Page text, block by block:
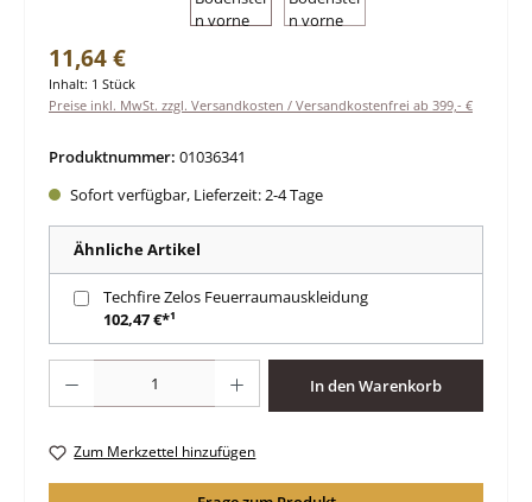
Regulärer Preis:
11,64 €
Inhalt: 1 Stück
Preise inkl. MwSt. zzgl. Versandkosten / Versandkostenfrei ab 399,- €
Produktnummer: 01036341
Sofort verfügbar, Lieferzeit: 2-4 Tage
Ähnliche Artikel
Techfire Zelos Feuerraumauskleidung
102,47 €*¹
In den Warenkorb
Zum Merkzettel hinzufügen